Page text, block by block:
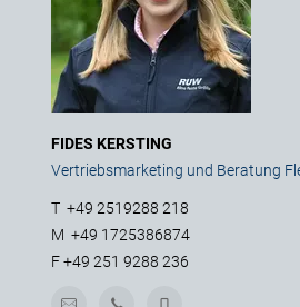
FIDES KERSTING
Vertriebsmarketing und Beratung
T +49 2519288 218
M +49 1725386874
F+49 251 9288 236